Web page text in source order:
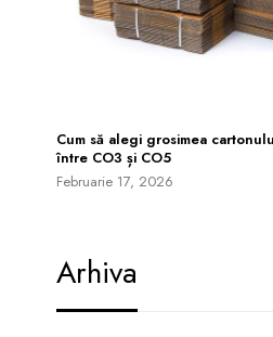
Cum să alegi grosimea
între CO3 și CO5
Februarie 17, 2026
Arhiva